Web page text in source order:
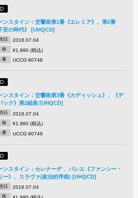
ンスタイン：交響曲第1番《エレミア》、第2番
安の時代》 [UHQCD]
日 2018.07.04
格 ¥1,980 (税込)
番 UCCG-90748
ンスタイン：交響曲第3番《カディッシュ》、《デ
ック》第2組曲 [UHQCD]
日 2018.07.04
格 ¥1,980 (税込)
番 UCCG-90749
ンスタイン：セレナーデ 、バレエ《ファンシー・
ー》、スラヴァ(政治的序曲) [UHQCD]
日 2018.07.04
格